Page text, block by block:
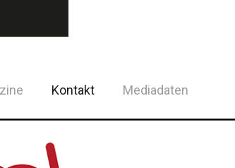
Kontakt Mediadaten